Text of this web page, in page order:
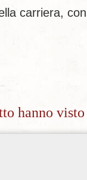
carriera,
hanno visto